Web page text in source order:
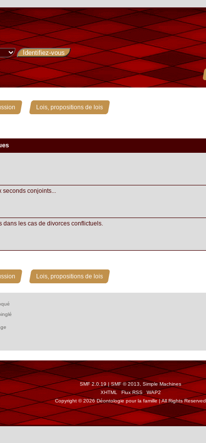
» Lois, propositions de lois
seconds conjoints...
dans les cas de divorces conflictuels.
» Lois, propositions de lois
SMF 2.0.19 | SMF © 2013
Simple Machines
XHTML
Flux RSS
WAP2
Copyright © 2026 Déontologie pour la famille | All Rights Reserved